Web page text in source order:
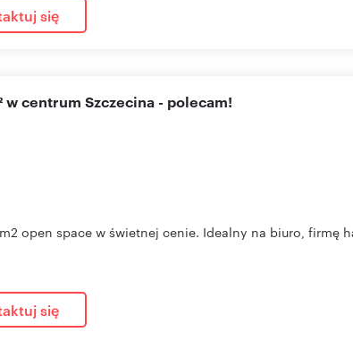
się
w centrum Szczecina - polecam!
open space w świetnej cenie. Idealny na biuro, firmę
się